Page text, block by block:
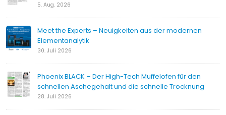
5. Aug. 2026
Meet the Experts – Neuigkeiten aus der modernen
Elementanalytik
30. Juli 2026
Phoenix BLACK – Der High-Tech Muffelofen für den
schnellen Aschegehalt und die schnelle Trocknung
28. Juli 2026